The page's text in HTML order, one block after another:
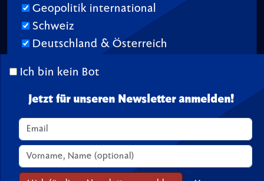
Geopolitik international
Schweiz
Deutschland & Österreich
Ich bin kein Bot
Jetzt für unseren Newsletter anmelden!
© 2026 TransitionTV.org -
Seite geladen in 1.10 s